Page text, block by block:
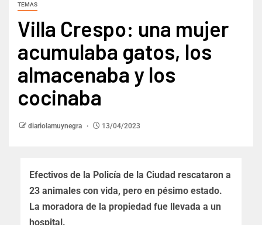
TEMAS
Villa Crespo: una mujer
acumulaba gatos, los
almacenaba y los
cocinaba
diariolamuynegra 13/04/2023
Efectivos de la Policía de la Ciudad rescataron a
23 animales con vida, pero en pésimo estado.
La moradora de la propiedad fue llevada a un
hospital.